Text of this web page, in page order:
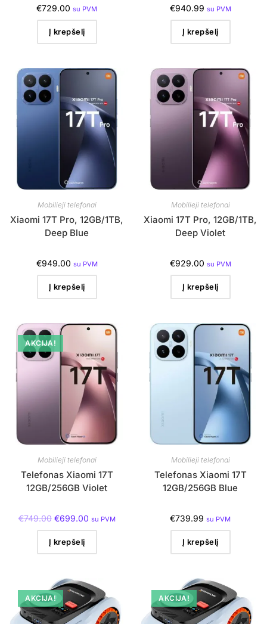
€729.00 su PVM
Į krepšelį
€940.99 su PVM
Į krepšelį
Mobilieji telefonai
Xiaomi 17T Pro, 12GB/1TB,
Deep Blue
€949.00 su PVM
Į krepšelį
Mobilieji telefonai
Xiaomi 17T Pro, 12GB/1TB,
Deep Violet
€929.00 su PVM
Į krepšelį
AKCIJA!
Mobilieji telefonai
Telefonas Xiaomi 17T
12GB/256GB Violet
€749.00 €699.00 su PVM
Į krepšelį
Mobilieji telefonai
Telefonas Xiaomi 17T
12GB/256GB Blue
€739.99 su PVM
Į krepšelį
AKCIJA! AKCIJA!